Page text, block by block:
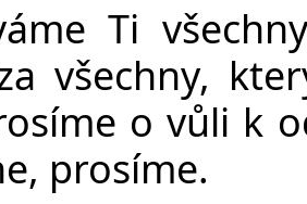
Ti
všechny,
o vůli k
prosíme.